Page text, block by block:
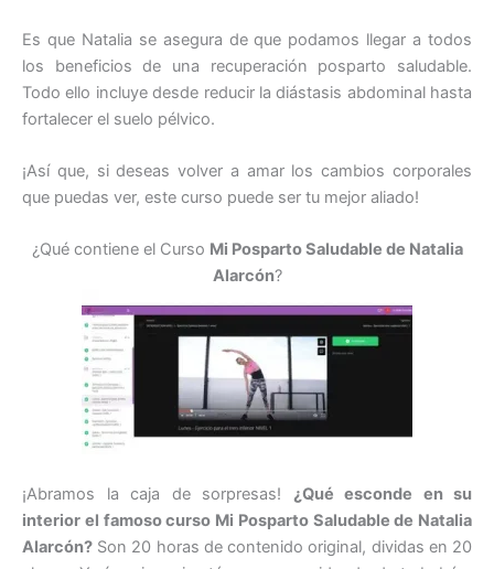
Es que Natalia se asegura de que podamos llegar a todos
los beneficios de una recuperación posparto saludable.
Todo ello incluye desde reducir la diástasis abdominal hasta
fortalecer el suelo pélvico.
¡Así que, si deseas volver a amar los cambios corporales
que puedas ver, este curso puede ser tu mejor aliado!
¿Qué contiene el Curso Mi Posparto Saludable de Natalia
Alarcón?
¡Abramos la caja de sorpresas! ¿Qué esconde en su
interior el famoso curso Mi Posparto Saludable de Natalia
Alarcón? Son 20 horas de contenido original, dividas en 20